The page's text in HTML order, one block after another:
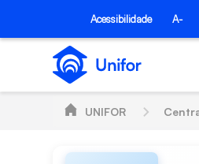
Pular para o Conteúdo principal
Acessibilidade A-
UNIFOR